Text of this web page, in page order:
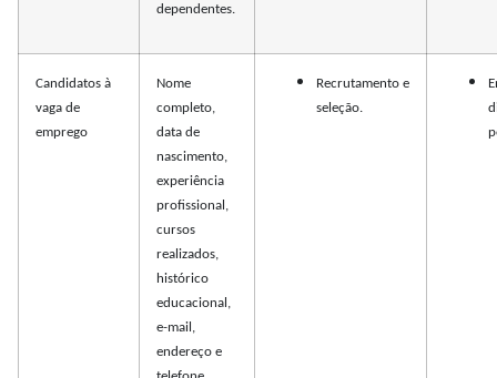
dependentes.
Candidatos à
vaga de
emprego
Nome
completo,
data de
nascimento,
experiência
profissional,
cursos
realizados,
histórico
educacional,
e-mail,
endereço e
Recrutamento e
seleção.